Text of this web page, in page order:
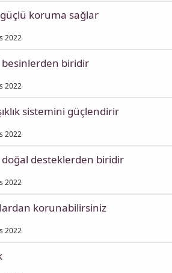
koruma sağlar
2022
besinlerden biridir
2022
sistemini güçlendirir
2022
desteklerden biridir
2022
korunabilirsiniz
2022